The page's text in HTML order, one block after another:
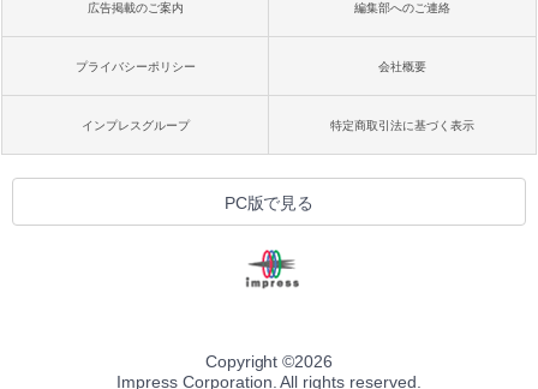
広告掲載のご案内 編集部へのご連絡
プライバシーポリシー 会社概要
インプレスグループ 特定商取引法に基づく表示
PC版で見る
Copyright ©2026
Impress Corporation. All rights reserved.